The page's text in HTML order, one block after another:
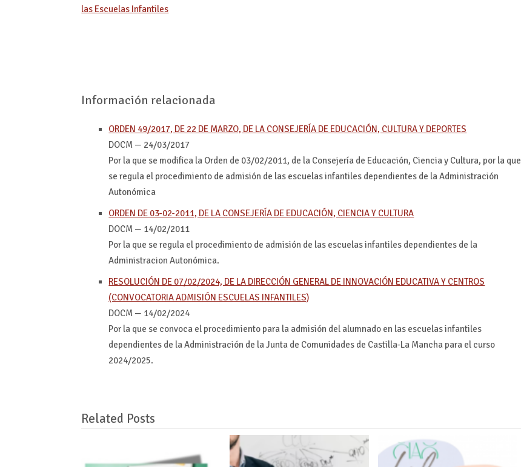
las Escuelas Infantiles
Información relacionada
ORDEN 49/2017, DE 22 DE MARZO, DE LA CONSEJERÍA DE EDUCACIÓN, CULTURA Y DEPORTES
DOCM — 24/03/2017
Por la que se modifica la Orden de 03/02/2011, de la Consejería de Educación, Ciencia y Cultura, por la que
se regula el procedimiento de admisión de las escuelas infantiles dependientes de la Administración
Autonómica
ORDEN DE 03-02-2011, DE LA CONSEJERÍA DE EDUCACIÓN, CIENCIA Y CULTURA
DOCM — 14/02/2011
Por la que se regula el procedimiento de admisión de las escuelas infantiles dependientes de la
Administracion Autonómica.
RESOLUCIÓN DE 07/02/2024, DE LA DIRECCIÓN GENERAL DE INNOVACIÓN EDUCATIVA Y CENTROS
(CONVOCATORIA ADMISIÓN ESCUELAS INFANTILES)
DOCM — 14/02/2024
Por la que se convoca el procedimiento para la admisión del alumnado en las escuelas infantiles
dependientes de la Administración de la Junta de Comunidades de Castilla-La Mancha para el curso
2024/2025.
Related Posts